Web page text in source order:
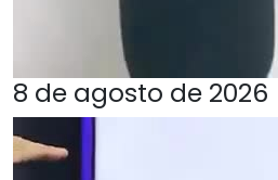
8 de agosto de 2026